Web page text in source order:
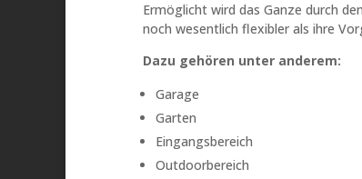
Ermöglicht wird das Ganze durch
noch wesentlich flexibler als ihre
Dazu gehören unter anderem:
Garage
Garten
Eingangsbereich
Outdoorbereich